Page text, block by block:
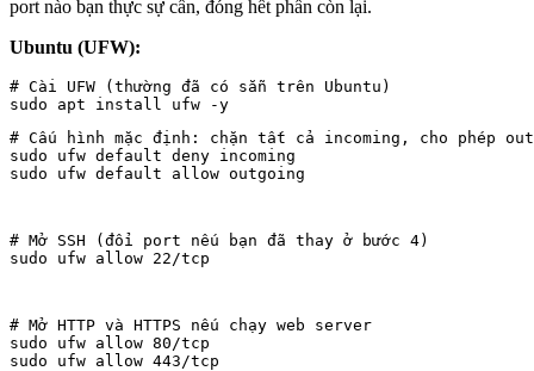
port nào bạn thực sự cần, đóng hết phần còn lại.
Ubuntu (UFW):
# Cài UFW (thường đã có sẵn trên Ubuntu)
# Cấu hình mặc định: chặn tất cả incoming, cho phép
sudo ufw default deny incoming
sudo ufw default allow outgoing
# Mở SSH (đổi port nếu bạn đã thay ở bước 4)
sudo ufw allow 22/tcp
# Mở HTTP và HTTPS nếu chạy web server
sudo ufw allow 80/tcp
sudo ufw allow 443/tcp